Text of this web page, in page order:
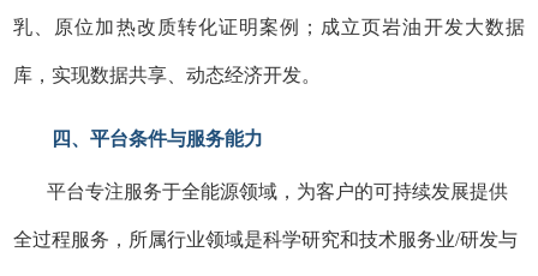
乳、原位加热改质转化证明案例；成立页岩油开发大数据
库，实现数据共享、动态经济开发。
四、平台条件与服务能力
平台专注服务于全能源领域，为客户的可持续发展提供
全过程服务，所属行业领域是科学研究和技术服务业/研发与